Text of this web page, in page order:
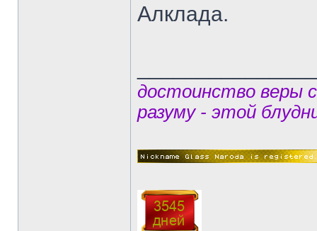
Алклада.
достоинство веры
разуму - этой